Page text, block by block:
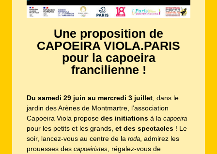
Une proposition de
CAPOEIRA VIOLA.PARIS
pour la capoeira
francilienne !
Du samedi 29 juin au mercredi 3 juillet, dans le
jardin des Arènes de Montmartre, l’association
Capoeira Viola propose des initiations à la capoeira
pour les petits et les grands, et des spectacles ! Le
soir, lancez-vous au centre de la roda, admirez les
prouesses des capoeiristes, régalez-vous de